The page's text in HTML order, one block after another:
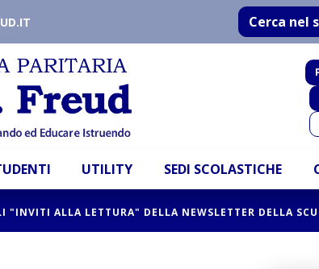
Cerca nel
UTILITY SEDI SCOLASTICHE
"INVITI ALLA LETTURA" DELLA NEWSLETTER DELLA